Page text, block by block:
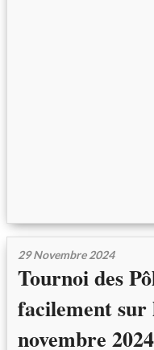
29 Novembre 2024
Tournoi des
facilement
novembre